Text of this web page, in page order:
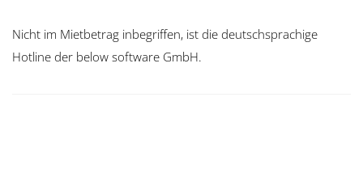
Nicht im Mietbetrag inbegriffen, ist die deutschsprachige
Hotline der below software GmbH.